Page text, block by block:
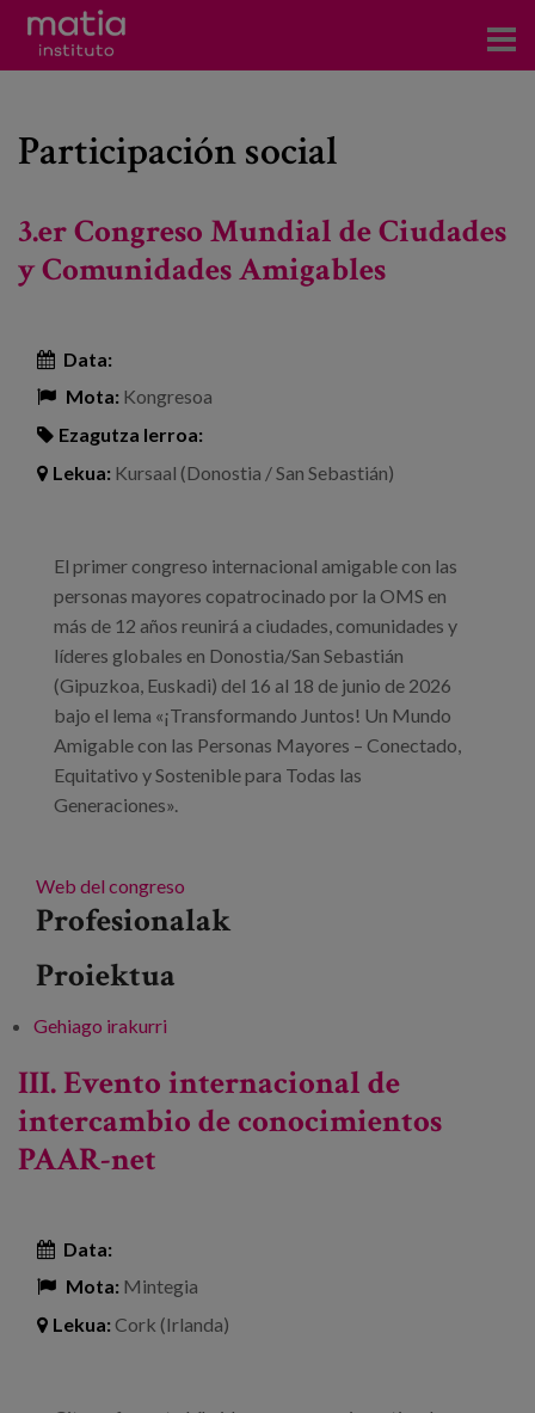
Ikerkuntza
Foroetan parte hartzea
Prestakuntza
Prentsa
Egizu lan gurekin
Salaketa-kanala
Participación social
3.er Congreso Mundial de Ciudades
y Comunidades Amigables
Data:
Mota: Kongresoa
Ezagutza lerroa:
Lekua: Kursaal (Donostia / San Sebastián)
El primer congreso internacional amigable con las
personas mayores copatrocinado por la OMS en
más de 12 años reunirá a ciudades, comunidades y
líderes globales en Donostia/San Sebastián
(Gipuzkoa, Euskadi) del 16 al 18 de junio de 2026
bajo el lema «¡Transformando Juntos! Un Mundo
Amigable con las Personas Mayores – Conectado,
Equitativo y Sostenible para Todas las
Generaciones».
Web del congreso
Profesionalak
Proiektua
Gehiago irakurri
III. Evento internacional de
intercambio de conocimientos
PAAR-net
Data:
Mota: Mintegia
Lekua:Cork (Irlanda)